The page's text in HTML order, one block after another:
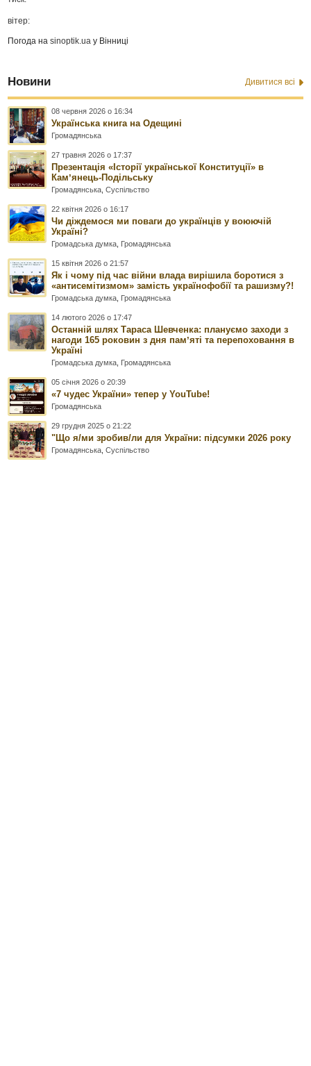
вітер:
Погода наsinoptik.ua у Вінниці
Новини Дивитися всі
08 червня 2026 о 16:34
Українська книга на Одещині
Громадянська
27 травня 2026 о 17:37
Презентація «Історії української Конституції» в
Камʼянець-Подільську
Громадянська ,Суспільство
22 квітня 2026 о 16:17
Чи діждемося ми поваги до українців у воюючій
Україні?
Громадська думка Громадянська
15 квітня 2026 о 21:57
Як і чому під час війни влада вирішила боротися з
«антисемітизмом» замість українофобії та рашизму?!
Громадська думка Громадянська
14 лютого 2026 о 17:47
Останній шлях Тараса Шевченка: плануємо заходи з
нагоди 165 роковин з дня памʼяті та перепоховання в
Україні
Громадська думка Громадянська
05 січня 2026 о 20:39
«7 чудес України» тепер у YouTube!
Громадянська
29 грудня 2025 о 21:22
"Що я/ми зробив/ли для України: підсумки 2026 року
Громадянська ,Суспільство